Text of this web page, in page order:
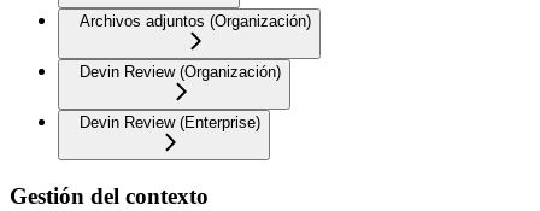
Archivos adjuntos (Organización)
Devin Review (Organización)
Devin Review (Enterprise)
Gestión del contexto